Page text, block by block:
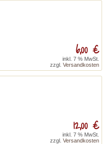
6,00 €
inkl. 7 % MwSt.
zzgl. Versandkosten
12,00 €
inkl. 7 % MwSt.
zzgl. Versandkosten